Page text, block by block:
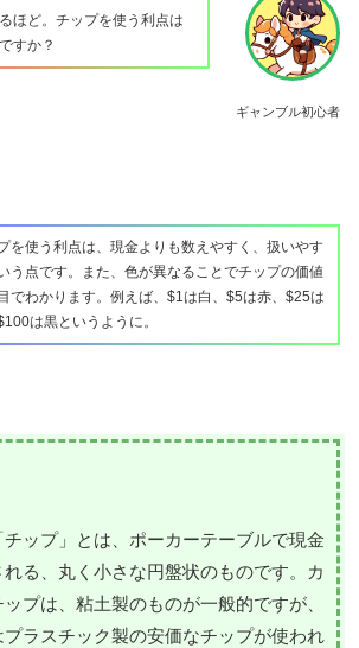
ギャンブル初心者
ほど。チップを使う利点は
すか？
を使う利点は、現金よりも数えやすく、扱いやす
う点です。また、色が異なることでチップの価値
でわかります。例えば、$1は白、$5は赤、$25は
は黒というように。
ップ」とは、ポーカーテーブルで現金
る、丸く小さな円盤状のものです。カ
プは、粘土製のものが一般的ですが、
ラスチック製の安価なチップが使われ